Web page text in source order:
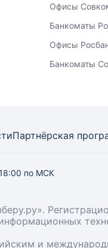
Офисы
Банкоматы
Офисы
Банкоматы
Партнёрская
по МСК
и